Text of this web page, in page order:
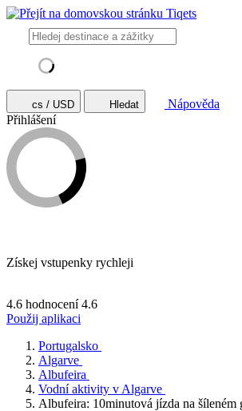
cs / USD Hledat
Nápověda
Přihlášení
Získej vstupenky rychleji
4.6 hodnocení 4.6
Použij aplikaci
Portugalsko
Algarve
Albufeira
Vodní aktivity v Algarve
Albufeira: 10minutová jízda na šíleném